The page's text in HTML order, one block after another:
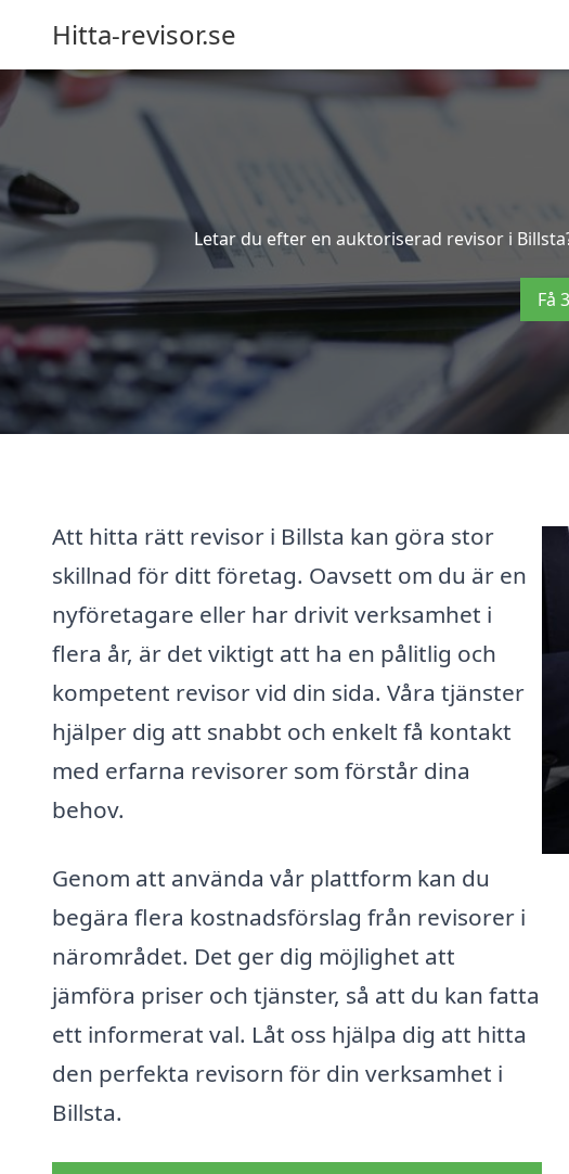
Hitta-revisor.se
Letar du efter en auktoriserad revisor i
Få
Att hitta rätt revisor i Billsta kan göra stor
skillnad för ditt företag. Oavsett om du är en
nyföretagare eller har drivit verksamhet i
flera år, är det viktigt att ha en pålitlig och
kompetent revisor vid din sida. Våra tjänster
hjälper dig att snabbt och enkelt få kontakt
med erfarna revisorer som förstår dina
behov.
Genom att använda vår plattform kan du
begära flera kostnadsförslag från revisorer i
närområdet. Det ger dig möjlighet att
jämföra priser och tjänster, så att du kan fatta
ett informerat val. Låt oss hjälpa dig att hitta
den perfekta revisorn för din verksamhet i
Billsta.